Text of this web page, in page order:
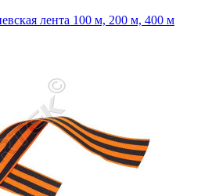
лента 100 м, 200 м, 400 м